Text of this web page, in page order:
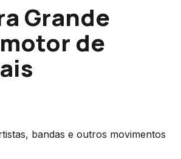
Grande
de
bandas e outros movimentos